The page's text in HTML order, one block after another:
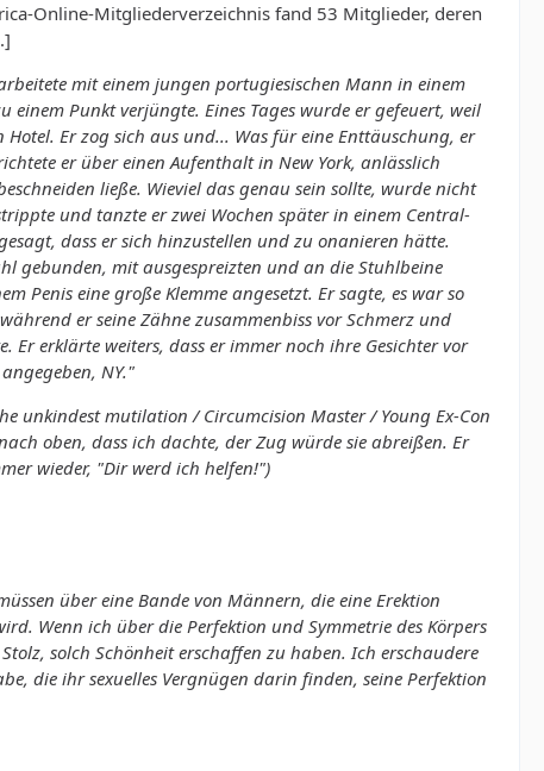
Online-Mitgliederverzeichnis fand 53 Mitglieder, deren
mit einem jungen portugiesischen Mann in einem
Punkt verjüngte. Eines Tages wurde er gefeuert, weil
Er zog sich aus und... Was für eine Enttäuschung, er
er über einen Aufenthalt in New York, anlässlich
ließe. Wieviel das genau sein sollte, wurde nicht
und tanzte er zwei Wochen später in einem Central-
dass er sich hinzustellen und zu onanieren hätte.
gebunden, mit ausgespreizten und an die Stuhlbeine
Penis eine große Klemme angesetzt. Er sagte, es war so
er seine Zähne zusammenbiss vor Schmerz und
erklärte weiters, dass er immer noch ihre Gesichter vor
NY."
unkindest mutilation / Circumcision Master / Young Ex-Con
oben, dass ich dachte, der Zug würde sie abreißen. Er
wieder, "Dir werd ich helfen!")
über eine Bande von Männern, die eine Erektion
Wenn ich über die Perfektion und Symmetrie des Körpers
solch Schönheit erschaffen zu haben. Ich erschaudere
die ihr sexuelles Vergnügen darin finden, seine Perfektion